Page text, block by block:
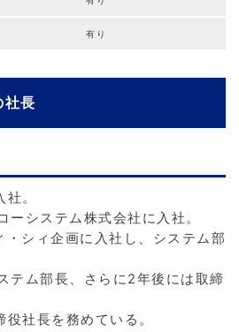
有り
社長
。
ーシステム株式会社に入社。
シィ企画に入社し、システム部
テム部長、さらに2年後には取締
社長を務めている。